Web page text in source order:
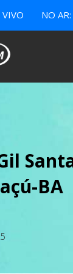
VIVO NO
BA